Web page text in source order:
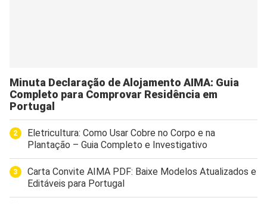
Minuta Declaração de Alojamento AIMA: Guia
Completo para Comprovar Residência em
Portugal
Eletricultura: Como Usar Cobre no Corpo e na
Plantação – Guia Completo e Investigativo
Carta Convite AIMA PDF: Baixe Modelos Atualizados e
Editáveis para Portugal